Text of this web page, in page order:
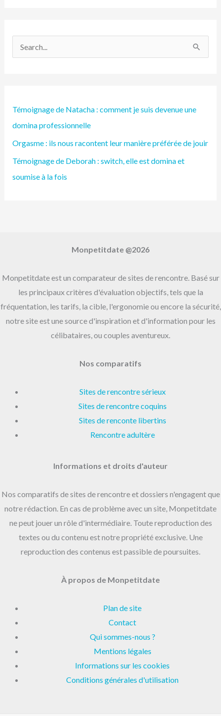
e
r
c
h
e
Témoignage de Natacha : comment je suis devenue une
domina professionnelle
Orgasme : ils nous racontent leur manière préférée de jouir
Témoignage de Deborah : switch, elle est domina et
soumise à la fois
Monpetitdate @2026
Monpetitdate est un comparateur de sites de rencontre. Basé sur
les principaux critères d'évaluation objectifs, tels que la
fréquentation, les tarifs, la cible, l'ergonomie ou encore la sécurité,
notre site est une source d'inspiration et d'information pour les
célibataires, ou couples aventureux.
Nos comparatifs
Sites de rencontre sérieux
Sites de rencontre coquins
Sites de renconte libertins
Rencontre adultère
Informations et droits d'auteur
Nos comparatifs de sites de rencontre et dossiers n'engagent que
notre rédaction. En cas de problème avec un site, Monpetitdate
ne peut jouer un rôle d'intermédiaire. Toute reproduction des
textes ou du contenu est notre propriété exclusive. Une
reproduction des contenus est passible de poursuites.
À propos de Monpetitdate
Plan de site
Contact
Qui sommes-nous ?
Mentions légales
Informations sur les cookies
Conditions générales d'utilisation